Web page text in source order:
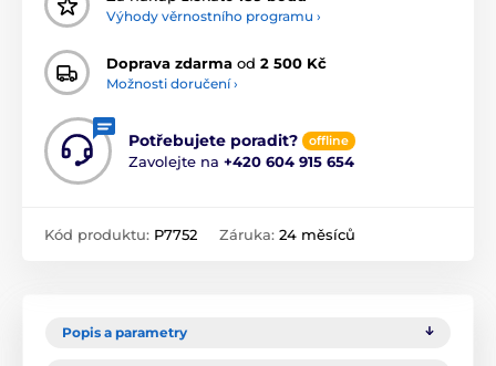
Výhody věrnostního programu ›
Doprava zdarma od 2 500 Kč
Možnosti doručení ›
Potřebujete poradit? offline
Zavolejte na +420 604 915 654
Kód produktu: P7752 Záruka: 24 měsíců
Popis a parametry